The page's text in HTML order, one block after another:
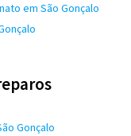
em São Gonçalo
Gonçalo